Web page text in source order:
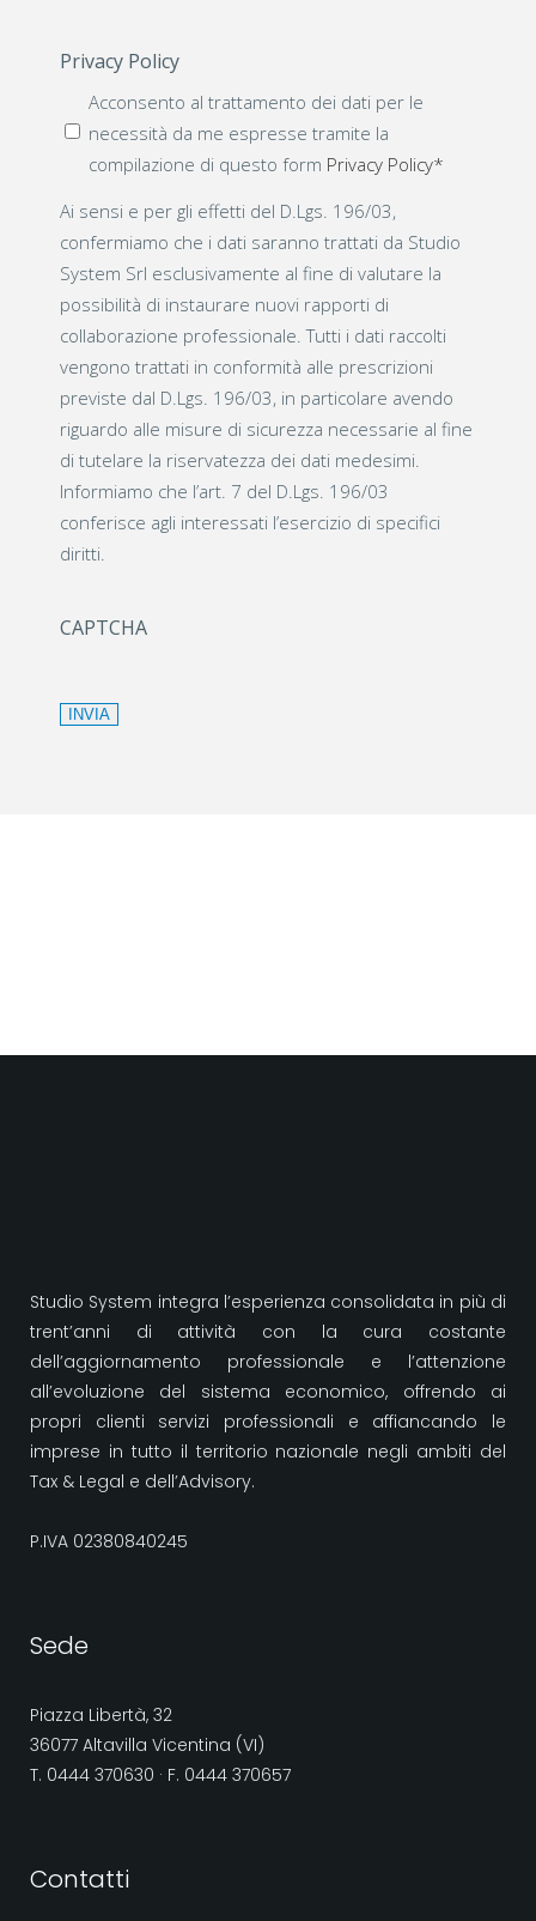
Privacy Policy
Acconsento al trattamento dei dati per le
necessità da me espresse tramite la
compilazione di questo form Privacy Policy*
Ai sensi e per gli effetti del D.Lgs. 196/03,
confermiamo che i dati saranno trattati da Studio
System Srl esclusivamente al fine di valutare la
possibilità di instaurare nuovi rapporti di
collaborazione professionale. Tutti i dati raccolti
vengono trattati in conformità alle prescrizioni
previste dal D.Lgs. 196/03, in particolare avendo
riguardo alle misure di sicurezza necessarie al fine
di tutelare la riservatezza dei dati medesimi.
Informiamo che l’art. 7 del D.Lgs. 196/03
conferisce agli interessati l’esercizio di specifici
diritti.
CAPTCHA
INVIA
Studio System integra l’esperienza consolidata in più di
trent’anni di attività con la cura costante
dell’aggiornamento professionale e l’attenzione
all’evoluzione del sistema economico, offrendo ai
propri clienti servizi professionali e affiancando le
imprese in tutto il territorio nazionale negli ambiti del
Tax & Legal e dell’Advisory.
P.IVA 02380840245
Sede
Piazza Libertà, 32
36077 Altavilla Vicentina (VI)
T. 0444 370630 · F. 0444 370657
Contatti